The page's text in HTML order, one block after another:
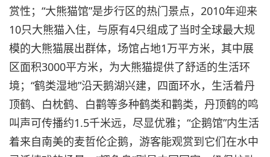
赏性；“大熊猫馆”是步行区的热门景点，2010年迎来
10只大熊猫入住，与原有4只组成了当时全球最大规
模的大熊猫展出群体，场馆占地1万平方米，其中展
区面积3000平方米，为大熊猫提供了舒适的生活环
境；“鹤类湿地”沿天鹅湖兴建，四面环水，生活着丹
顶鹤、白枕鹤、白鹳等多种鹤类和鹳类，丹顶鹤的鸣
叫声可传播约1.5千米远，尽显优雅；“企鹅馆”内生活
着来自南美的麦哲伦企鹅，游客能观赏到它们在水中